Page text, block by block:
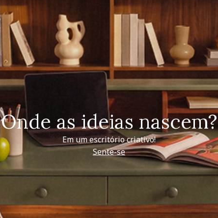
Onde as ideias nascem?
Em um escritório criativo!
Sente-se